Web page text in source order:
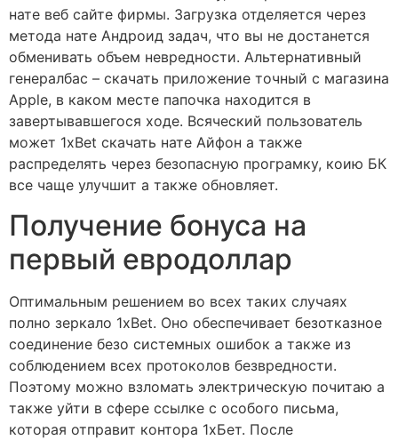
нате веб сайте фирмы. Загрузка отделяется через
метода нате Андроид задач, что вы не достанется
обменивать объем невредности. Альтернативный
генералбас – скачать приложение точный с магазина
Apple, в каком месте папочка находится в
завертывавшегося ходе. Всяческий пользователь
может 1xBet скачать нате Айфон а также
распределять через безопасную програмку, коию БК
все чаще улучшит а также обновляет.
Получение бонуса на
первый евродоллар
Оптимальным решением во всех таких случаях
полно зеркало 1xBet. Оно обеспечивает безотказное
соединение безо системных ошибок а также из
соблюдением всех протоколов безвредности.
Поэтому можно взломать электрическую почитаю а
также уйти в сфере ссылке с особого письма,
которая отправит контора 1xБет. После